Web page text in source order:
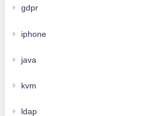
gdpr
iphone
java
kvm
ldap